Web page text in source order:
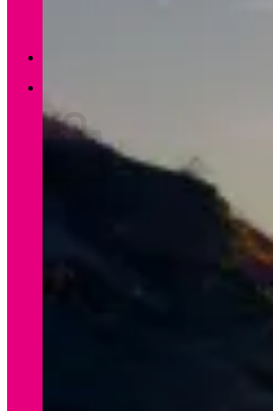
Es befinden sich keine Produkte im